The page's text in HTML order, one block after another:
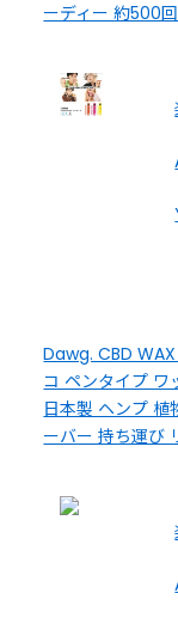
ーディー 約500
Dawg. CBD
コ ペンタイプ ワ
日本製 ヘンプ 植
ーバー 持ち運び